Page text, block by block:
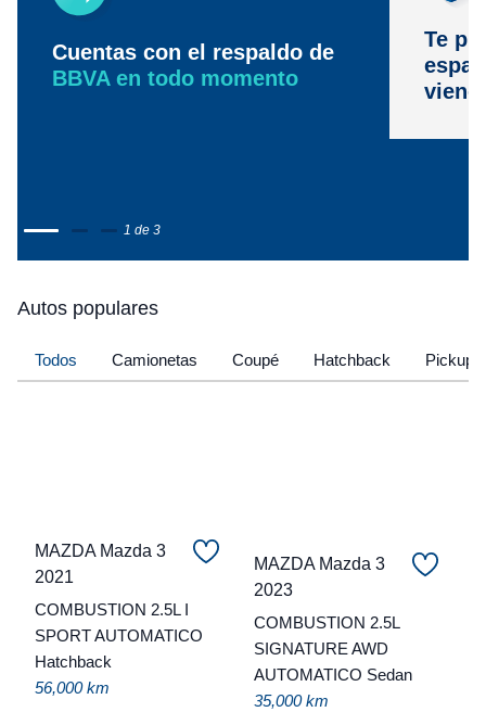
Cuentas con el respaldo de
BBVA en todo momento
Te
1 de 3
Autos populares
Todos Camionetas Coupé Hatchback Pickup
MAZDA Mazda 3
2021
COMBUSTION 2.5L I
SPORT AUTOMATICO
Hatchback
56,000 km
MAZDA Mazda 3
2023
COMBUSTION 2.5L
SIGNATURE AWD
AUTOMATICO Sedan
35,000 km